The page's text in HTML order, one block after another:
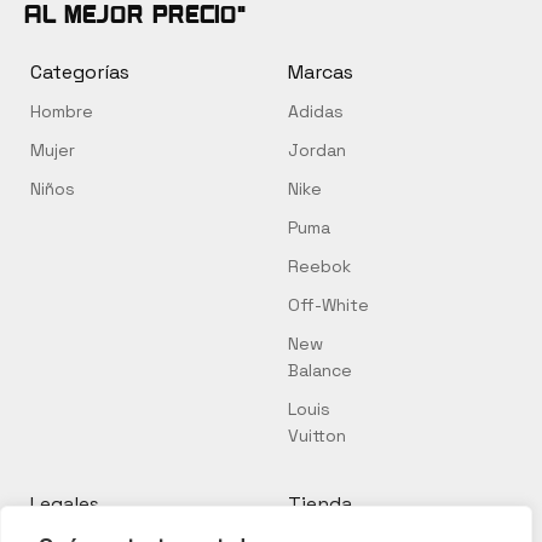
al mejor precio"
Categorías
Hombre
Mujer
Niños
Marcas
Adidas
Jordan
Nike
Puma
Reebok
Off-White
New
Balance
Louis
Vuitton
Legales Tienda